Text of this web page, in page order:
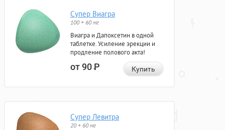
Супер Виагра
100 + 60 мг
Виагра и Дапоксетин в одной
таблетке. Усиление эрекции и
продление полового акта!
от 90Р Купить
Супер Левитра
20 + 60 мг